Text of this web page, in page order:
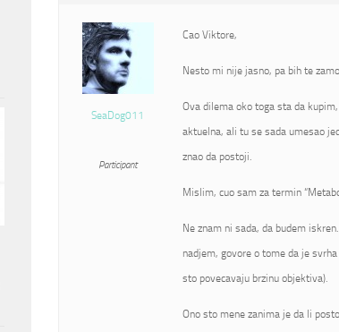
SeaDog011
Participant
Cao Viktore,
Nesto mi nije jasno, pa bih te
Ova dilema oko toga sta da
aktuelna, ali tu se sada umesao
znao da postoji.
Mislim, cuo sam za termin
Ne znam ni sada, da budem
nadjem, govore o tome da je
sto povecavaju brzinu objektiva).
Ono sto mene zanima je da li